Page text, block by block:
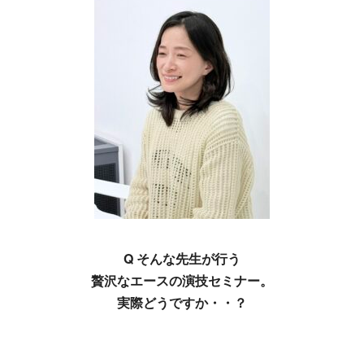
Q そんな先生が行う
贅沢なエースの演技セミナー。
実際どうですか・・？